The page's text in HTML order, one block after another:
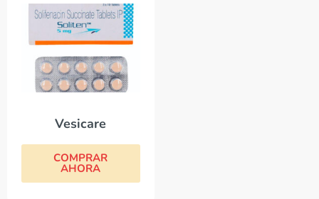
Vesicare
COMPRAR
AHORA